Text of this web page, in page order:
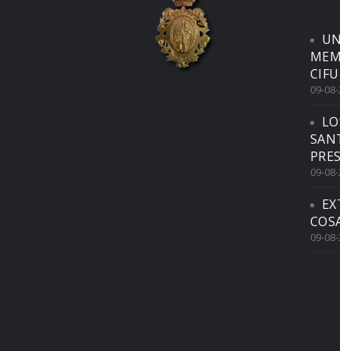
09-
09-
09-